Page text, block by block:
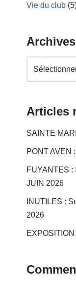
Vie du club
Archives
Articles
SAINTE
PONT AVEN
FUYANTES :
JUIN 2026
INUTILES :
2026